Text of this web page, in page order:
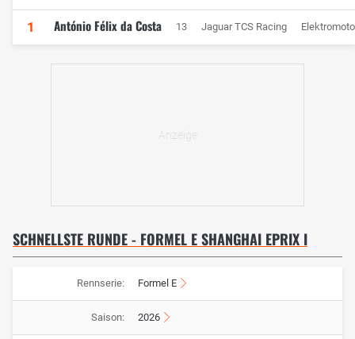
1 António Félix da Costa 13 Jaguar TCS Racing
SCHNELLSTE RUNDE - FORMEL E SHANGHAI EPRIX I
Rennserie: Formel E
Saison: 2026